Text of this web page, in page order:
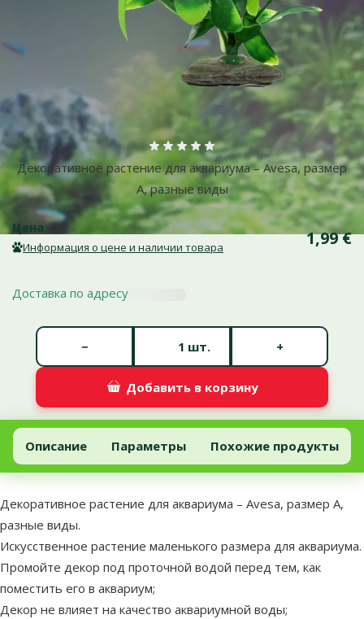
Декоративное растение для аквариума – Avesa, размер
A, разные виды
Оценка 0%
Цена
Информация о цене и наличии товара 1,99 €
Доставка по адресу
шт.
− +
Добавить в корзину
Больше фотографий
Декоративное растение для аквариума – Avesa, размер A,
Добавить в корзину
Описание Параметры Похожие продукты
В начало страницы
superzoo.product.detail.content
Декоративное растение для аквариума – Avesa, размер A,
разные виды.
Искусственное растение маленького размера для аквариума.
Промойте декор под проточной водой перед тем, как
поместить его в аквариум;
Декор не влияет на качество аквариумной воды;